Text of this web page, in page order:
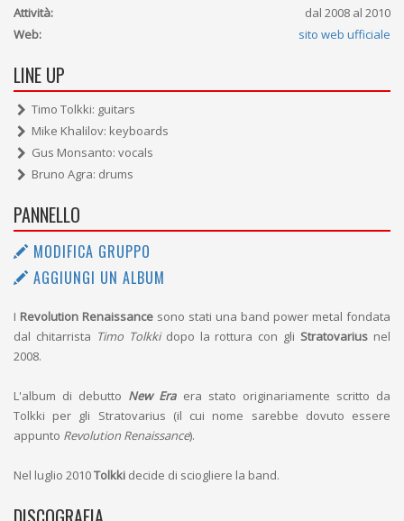
Attività:
dal 2008 al 2010
Web:
sito web ufficiale
LINE UP
Timo Tolkki: guitars
Mike Khalilov: keyboards
Gus Monsanto: vocals
Bruno Agra: drums
PANNELLO
MODIFICA GRUPPO
AGGIUNGI UN ALBUM
I Revolution Renaissance sono stati una band power metal fondata
dal chitarrista Timo Tolkkidopo la rottura con gli Stratovarius nel
2008.
L'album di debutto New Eraera stato originariamente scritto da
Tolkki per gli Stratovarius (il cui nome sarebbe dovuto essere
appunto Revolution Renaissance).
Nel luglio 2010Tolkki decide di sciogliere la band.